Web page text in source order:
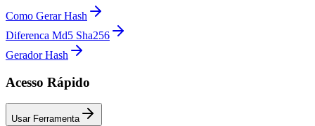
Como Gerar Hash
Diferenca Md5 Sha256
Gerador Hash
Acesso Rápido
Usar Ferramenta